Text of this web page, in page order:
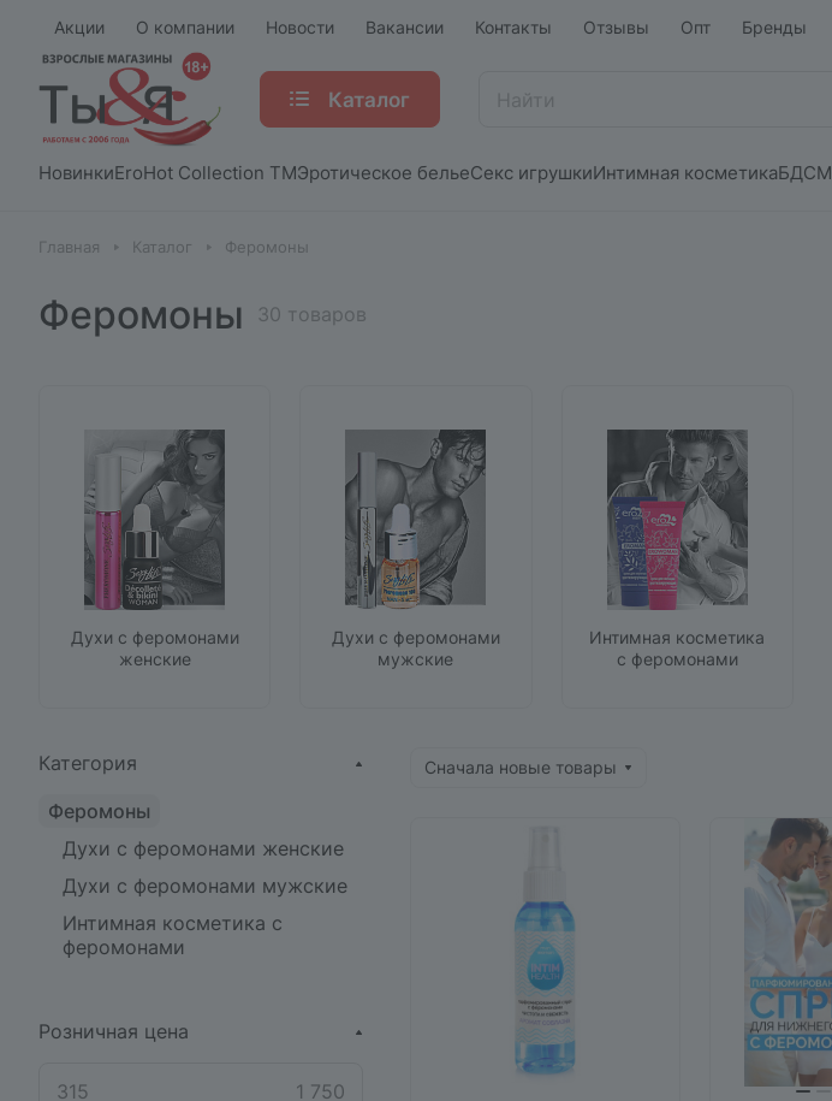
Акции О компании Новости Вакансии Контакты Отзывы Опт Бренды
Каталог
НовинкиEroHot Collection TMЭротическое бельеСекс игрушкиИнтимная косметикаБДСМ
Главная Каталог Феромоны
Феромоны 30 товаров
Духи с феромонами
женские
Духи с феромонами
мужские
Интимная косметика
с феромонами
Сначала новые товары
Категория
Феромоны
Духи с феромонами женские
Духи с феромонами мужские
Интимная косметика с
феромонами
Розничная цена